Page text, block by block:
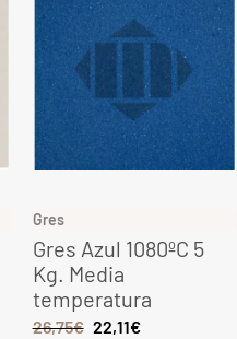
Gres
Gres Azul 1080ºC 5
Kg. Media
temperatura
26,75€ 22,11€